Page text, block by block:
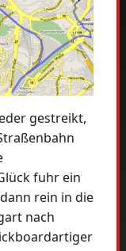
gestreikt,
fuhr ein
rein in die
nach